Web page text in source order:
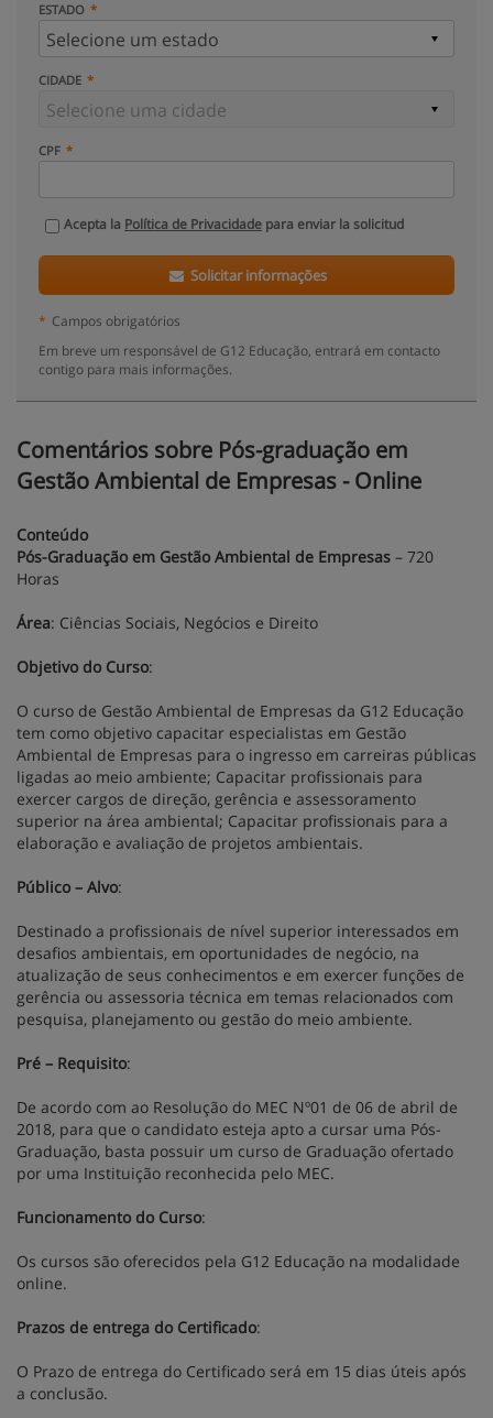
ESTADO
CIDADE
CPF
Acepta la Política de Privacidade para enviar la solicitud
Solicitar informações
* Campos obrigatórios
Em breve um responsável de G12 Educação, entrará em contacto
contigo para mais informações.
Comentários sobre Pós-graduação em
Gestão Ambiental de Empresas - Online
Conteúdo
Pós-Graduação em Gestão Ambiental de Empresas – 720
Horas
Área: Ciências Sociais, Negócios e Direito
Objetivo do Curso:
O curso de Gestão Ambiental de Empresas da G12 Educação
tem como objetivo capacitar especialistas em Gestão
Ambiental de Empresas para o ingresso em carreiras públicas
ligadas ao meio ambiente; Capacitar profissionais para
exercer cargos de direção, gerência e assessoramento
superior na área ambiental; Capacitar profissionais para a
elaboração e avaliação de projetos ambientais.
Público – Alvo:
Destinado a profissionais de nível superior interessados em
desafios ambientais, em oportunidades de negócio, na
atualização de seus conhecimentos e em exercer funções de
gerência ou assessoria técnica em temas relacionados com
pesquisa, planejamento ou gestão do meio ambiente.
Pré – Requisito:
De acordo com ao Resolução do MEC Nº01 de 06 de abril de
2018, para que o candidato esteja apto a cursar uma Pós-
Graduação, basta possuir um curso de Graduação ofertado
por uma Instituição reconhecida pelo MEC.
Funcionamento do Curso:
Os cursos são oferecidos pela G12 Educação na modalidade
online.
Prazos de entrega do Certificado:
O Prazo de entrega do Certificado será em 15 dias úteis após
a conclusão.